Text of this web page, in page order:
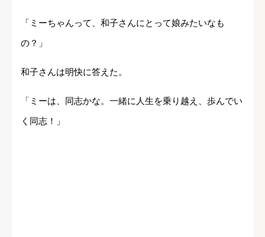
「ミーちゃんって、和子さんにとって娘みたいなも
の？」
和子さんは明快に答えた。
「ミーは、同志かな。一緒に人生を乗り越え、歩んでい
く同志！」